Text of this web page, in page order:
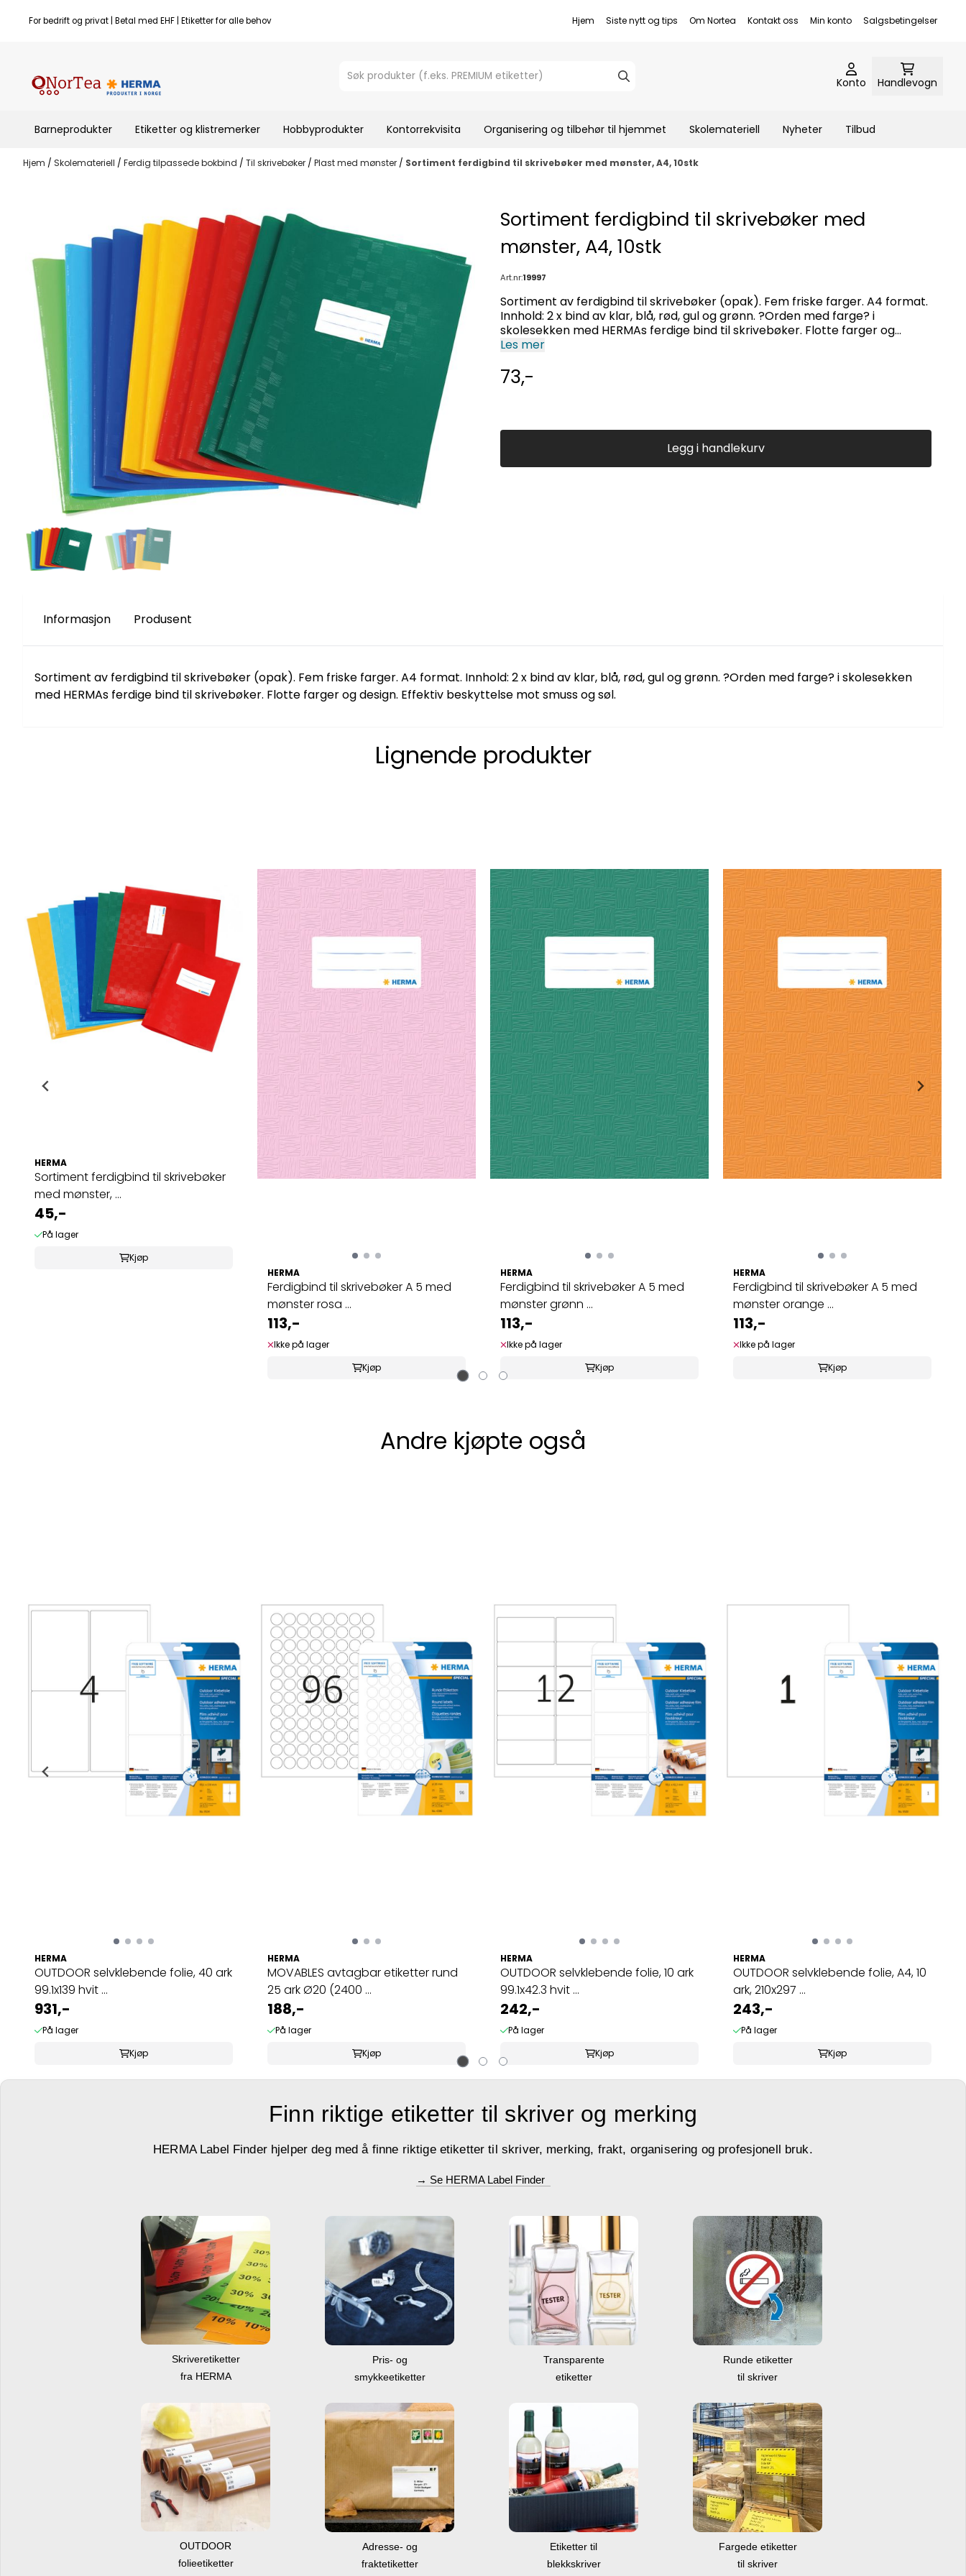
Hopp til innhold
For bedrift og privat | Betal med EHF | Etiketter for alle behov Hjem Siste nytt og tips Om Nortea Kontakt oss Min konto Salgsbetingelser
Konto Handlevogn
Barneprodukter Etiketter og klistremerker Hobbyprodukter Kontorrekvisita Organisering og tilbehør til hjemmet Skolemateriell Nyheter Tilbud
Hjem / Skolemateriell / Ferdig tilpassede bokbind / Til skrivebøker / Plast med mønster / Sortiment ferdigbind til skrivebøker med mønster, A4, 10stk
Sortiment ferdigbind til skrivebøker med
mønster, A4, 10stk
Art.nr:19997
Sortiment av ferdigbind til skrivebøker (opak). Fem friske farger. A4 format.
Innhold: 2 x bind av klar, blå, rød, gul og grønn. ?Orden med farge? i
skolesekken med HERMAs ferdige bind til skrivebøker. Flotte farger og
design. Effektiv beskyttelse mot smuss og søl.
Les mer
73,-
Legg i handlekurv
Informasjon Produsent
Sortiment av ferdigbind til skrivebøker (opak). Fem friske farger. A4 format. Innhold: 2 x bind av klar, blå, rød, gul og grønn. ?Orden med farge? i skolesekken
med HERMAs ferdige bind til skrivebøker. Flotte farger og design. Effektiv beskyttelse mot smuss og søl.
Lignende produkter
HERMA
Sortiment ferdigbind til skrivebøker
med mønster, ...
45,-
På lager
Kjøp
HERMA
Ferdigbind til skrivebøker A 5 med
mønster rosa ...
113,-
Ikke på lager
Kjøp
HERMA
Ferdigbind til skrivebøker A 5 med
mønster grønn ...
113,-
Ikke på lager
Kjøp
HERMA
Ferdigbind til skrivebøker A 5 med
mønster orange ...
113,-
Ikke på lager
Kjøp
Andre kjøpte også
HERMA
OUTDOOR selvklebende folie, 40 ark
99.1x139 hvit ...
931,-
På lager
Kjøp
HERMA
MOVABLES avtagbar etiketter rund
25 ark Ø20 (2400 ...
188,-
På lager
Kjøp
HERMA
OUTDOOR selvklebende folie, 10 ark
99.1x42.3 hvit ...
242,-
På lager
Kjøp
HERMA
OUTDOOR selvklebende folie, A4, 10
ark, 210x297 ...
243,-
På lager
Kjøp
Finn riktige etiketter til skriver og merking
HERMA Label Finder hjelper deg med å finne riktige etiketter til skriver, merking, frakt, organisering og profesjonell bruk.
→ Se HERMA Label Finder
Skriveretiketter
fra HERMA
Pris- og
smykkeetiketter
Transparente
etiketter
Runde etiketter
til skriver
OUTDOOR
folieetiketter
Adresse- og
fraktetiketter
Etiketter til
blekkskriver
Fargede etiketter
til skriver